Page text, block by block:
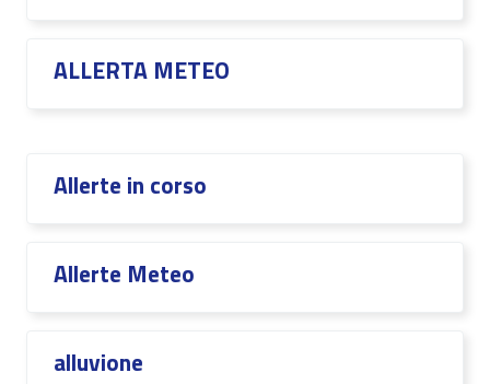
ALLERTA METEO
Allerte in corso
Allerte Meteo
alluvione